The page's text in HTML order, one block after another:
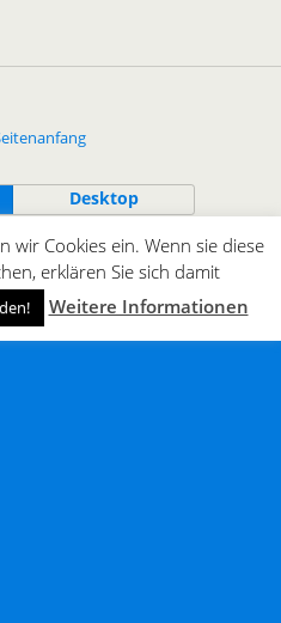
Desktop
innergaming.de | BLOG
wir Cookies ein. Wenn sie diese
erklären Sie sich damit
Weitere Informationen